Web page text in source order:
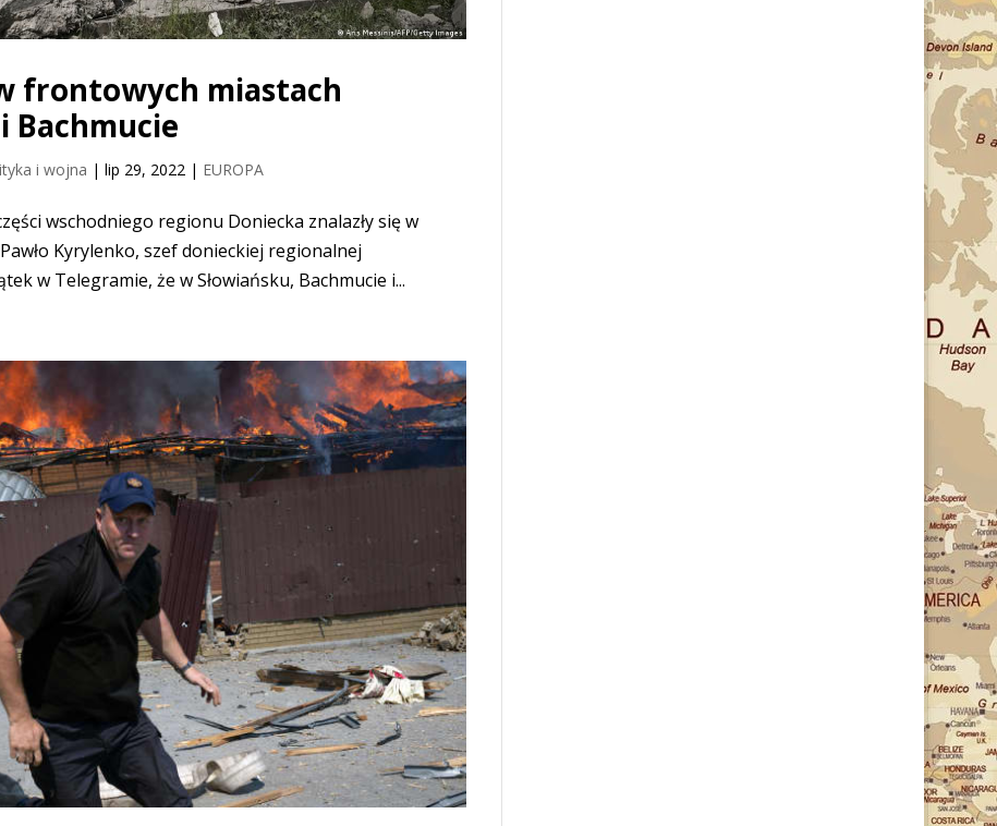
frontowych miastach
Bachmucie
i wojna | lip 29, 2022| EUROPA
wschodniego regionu Doniecka znalazły się w
Kyrylenko, szef donieckiej regionalnej
w Telegramie, że w Słowiańsku, Bachmucie i...